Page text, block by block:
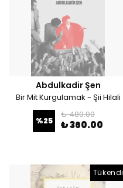
Abdulkadir Şen
Bir Mit Kurgulamak - Şii Hilali
%25
₺ 480.00
₺ 360.00
Tükendi